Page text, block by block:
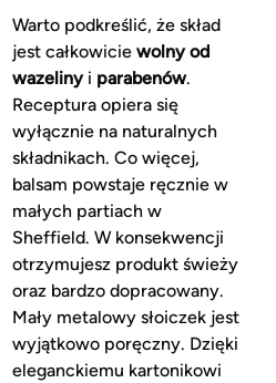
Warto podkreślić, że skład
jest całkowicie wolny od
wazelinyi parabenów.
Receptura opiera się
wyłącznie na naturalnych
składnikach. Co więcej,
balsam powstaje ręcznie w
małych partiach w
Sheffield. W konsekwencji
otrzymujesz produkt świeży
oraz bardzo dopracowany.
Mały metalowy słoiczek jest
wyjątkowo poręczny. Dzięki
eleganckiemu kartonikowi